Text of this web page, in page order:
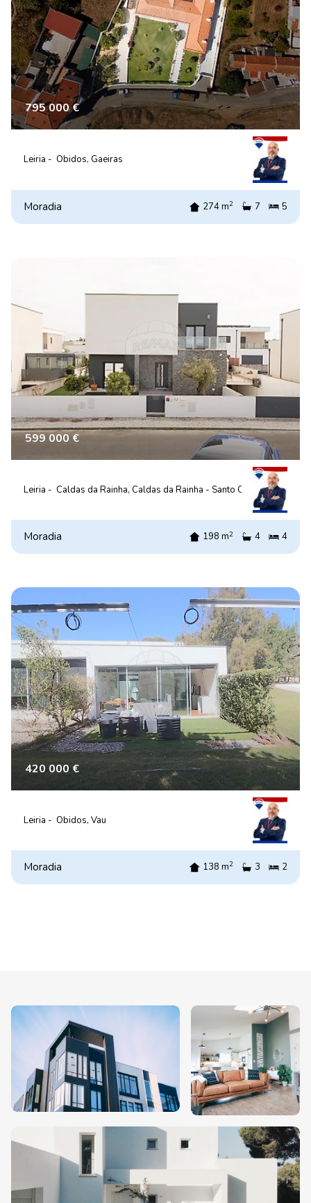
795 000 €
Leiria - Óbidos, Gaeiras
Moradia 274 m2 7 5
599 000 €
Leiria - Caldas da Rainha, Caldas da Rainha - Santo Onofre e Serra
Moradia 198 m2 4 4
420 000 €
Leiria - Óbidos, Vau
Moradia 138 m2 3 2